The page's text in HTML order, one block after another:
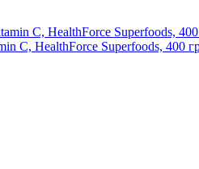
C, HealthForce Superfoods, 400